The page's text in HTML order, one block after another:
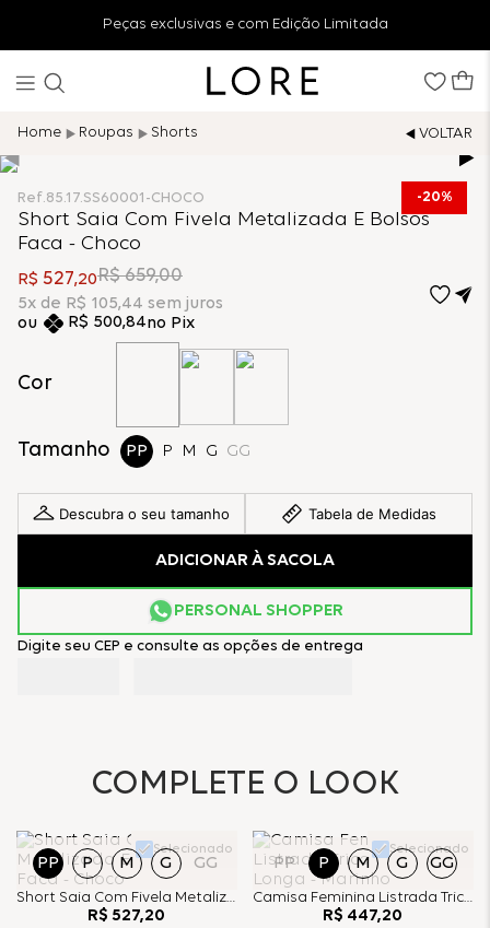
Peças exclusivas e com Edição Limitada
Roupas Shorts
20%
Ref.85.17.SS60001-CHOCO
Short Saia Com Fivela Metalizada E Bolsos
Faca - Choco
R$ 527,20R$ 659,00
5x de R$ 105,44 sem juros
R$ 500,84no Pix
Cor
Tamanho PP P M G GG
Descubra o seu tamanho Tabela de Medidas
ADICIONAR À SACOLA
PERSONAL SHOPPER
Digite seu CEP e consulte as opções de entrega
COMPLETE O LOOK
Selecionado
PP P M G GG
Short Saia Com Fivela Metalizada E Bolsos Faca - Choco
R$ 527,20
Selecionado
PP P M G GG
Camisa Feminina Listrada Tricoline Manga Longa - Marinho
R$ 447,20